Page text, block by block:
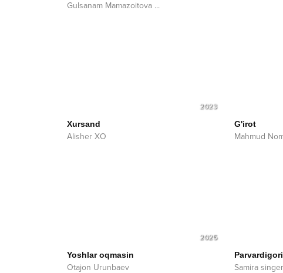
Gulsanam Mamazoitova ...
2023
Xursand
Alisher XO
G'irot
Mahmud
2025
Yoshlar oqmasin
Otajon Urunbaev Samira singer